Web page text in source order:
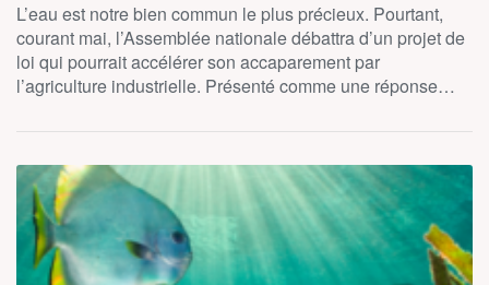
L’eau est notre bien commun le plus précieux. Pourtant,
courant mai, l’Assemblée nationale débattra d’un projet de
loi qui pourrait accélérer son accaparement par
l’agriculture industrielle. Présenté comme une réponse…